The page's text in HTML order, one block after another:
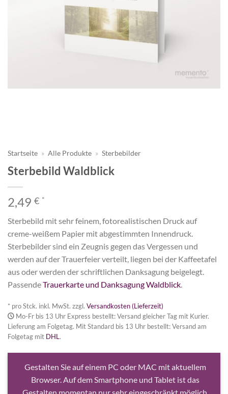
Startseite » Alle Produkte » Sterbebilder
Sterbebild Waldblick
2,49 € *
Sterbebild mit sehr feinem, fotorealistischen Druck auf
creme-weißem Papier mit abgestimmten Innendruck.
Sterbebilder sind ein Zeugnis gegen das Vergessen und
werden auf der Trauerfeier verteilt, liegen bei der Kaffeetafel
aus oder werden der schriftlichen Danksagung beigelegt.
PassendeTrauerkarte und Danksagung Waldblick
* pro Stck. inkl. MwSt. zzgl. Versandkosten (Lieferzeit)
Mo-Fr bis 13 Uhr Express bestellt: Versand gleicher Tag mit Kurier.
Lieferung am Folgetag. Mit Standard bis 13 Uhr bestellt: Versand am
Folgetag mit DHL.
Gestalten Sie auf einem PC oder MAC mit aktuellem
Browser. Auf dem Smartphone und Tablet ist das